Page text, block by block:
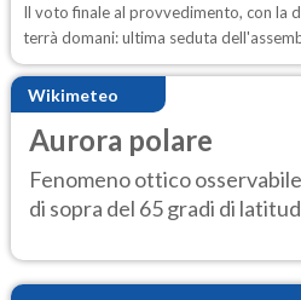
Il voto finale al provvedimento, con la
terrà domani: ultima seduta
Wikimeteo
Aurora polare
Fenomeno ottico
di sopra del 65 gradi di